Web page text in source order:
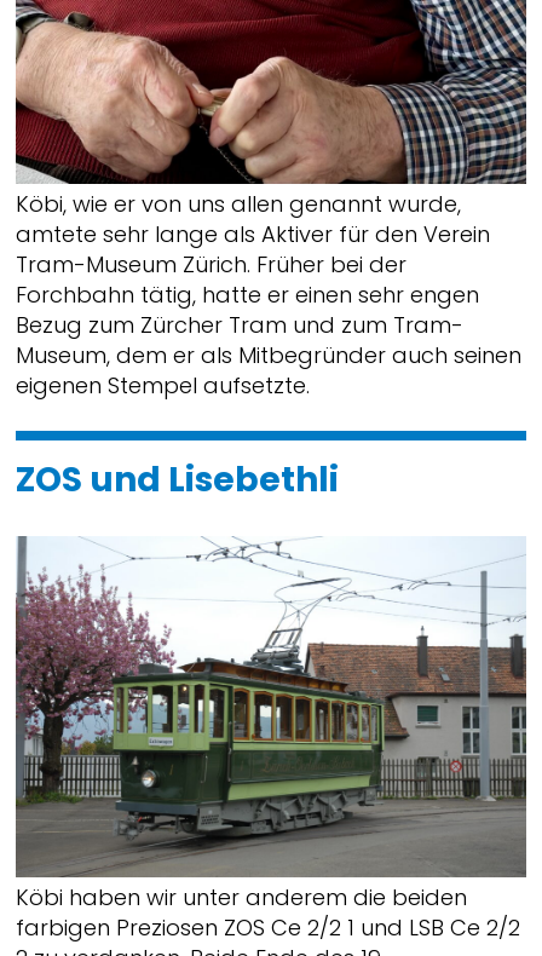
Köbi, wie er von uns allen genannt wurde,
amtete sehr lange als Aktiver für den Verein
Tram-Museum Zürich. Früher bei der
Forchbahn tätig, hatte er einen sehr engen
Bezug zum Zürcher Tram und zum Tram-
Museum, dem er als Mitbegründer auch seinen
eigenen Stempel aufsetzte.
ZOS und Lisebethli
Köbi haben wir unter anderem die beiden
farbigen Preziosen ZOS Ce 2/2 1 und LSB Ce 2/2